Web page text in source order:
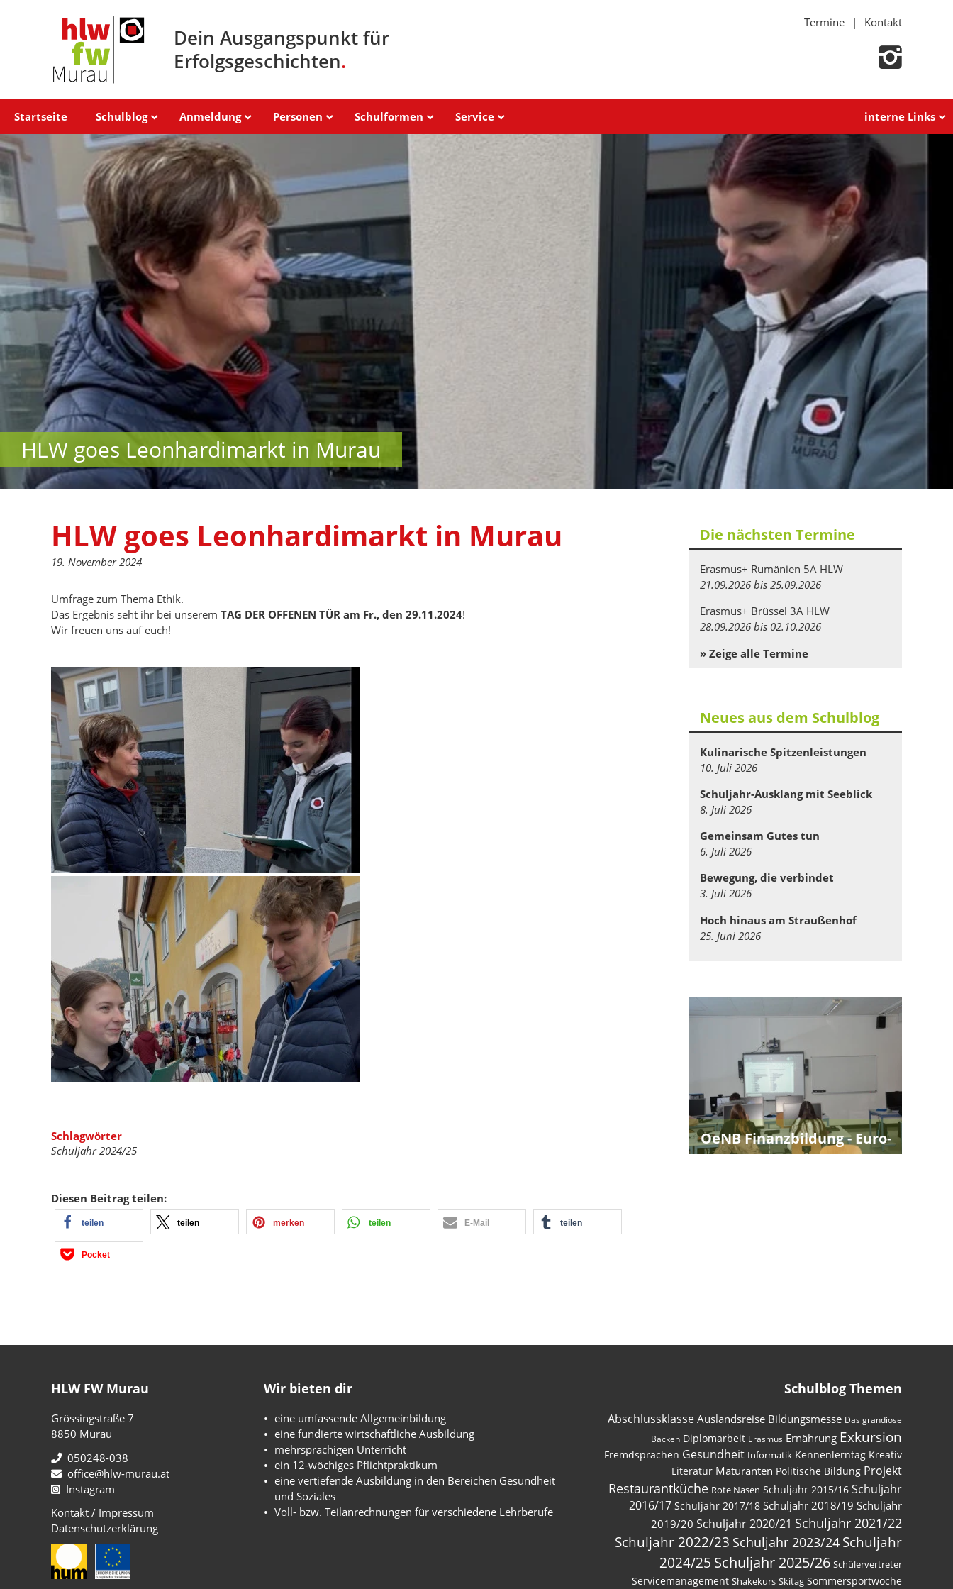
Dein Ausgangspunkt für
Erfolgsgeschichten.
Termine Kontakt
Startseite Schulblog Anmeldung Personen Schulformen Service interne Links
HLW goes Leonhardimarkt in Murau
HLW goes Leonhardimarkt in Murau
19. November 2024
Umfrage zum Thema Ethik.
Das Ergebnis seht ihr bei unserem TAG DER OFFENEN TÜR am Fr., den 29.11.2024!
Wir freuen uns auf euch!
Schlagwörter
Schuljahr 2024/25
Diesen Beitrag teilen:
teilen teilen merken teilen E-Mail teilen
Pocket
Die nächsten Termine
Erasmus+ Rumänien 5A HLW
21.09.2026 bis 25.09.2026
Erasmus+ Brüssel 3A HLW
28.09.2026 bis 02.10.2026
» Zeige alle Termine
Neues aus dem Schulblog
Kulinarische Spitzenleistungen
10. Juli 2026
Schuljahr-Ausklang mit Seeblick
8. Juli 2026
Gemeinsam Gutes tun
6. Juli 2026
Bewegung, die verbindet
3. Juli 2026
Hoch hinaus am Straußenhof
25. Juni 2026
OeNB Finanzbildung - Euro-
HLW FW Murau
Grössingstraße 7
8850 Murau
050248-038
office@hlw-murau.at
Instagram
Kontakt / Impressum
Datenschutzerklärung
Wir bieten dir
eine umfassende Allgemeinbildung
eine fundierte wirtschaftliche Ausbildung
mehrsprachigen Unterricht
ein 12-wöchiges Pflichtpraktikum
eine vertiefende Ausbildung in den Bereichen Gesundheit
und Soziales
Voll- bzw. Teilanrechnungen für verschiedene Lehrberufe
Schulblog Themen
AbschlussklasseAuslandsreise Bildungsmesse Das grandiose
Backen Diplomarbeit Erasmus Ernährung Exkursion
Fremdsprachen Gesundheit Informatik Kennenlerntag Kreativ
Literatur Maturanten Politische Bildung Projekt
Restaurantküche Rote Nasen Schuljahr 2015/16 Schuljahr
2016/17 Schuljahr 2017/18 Schuljahr 2018/19 Schuljahr
2019/20 Schuljahr 2020/21 Schuljahr 2021/22
Schuljahr 2022/23 Schuljahr 2023/24 Schuljahr
2024/25 Schuljahr 2025/26 Schülervertreter
Servicemanagement Shakekurs Skitag Sommersportwoche